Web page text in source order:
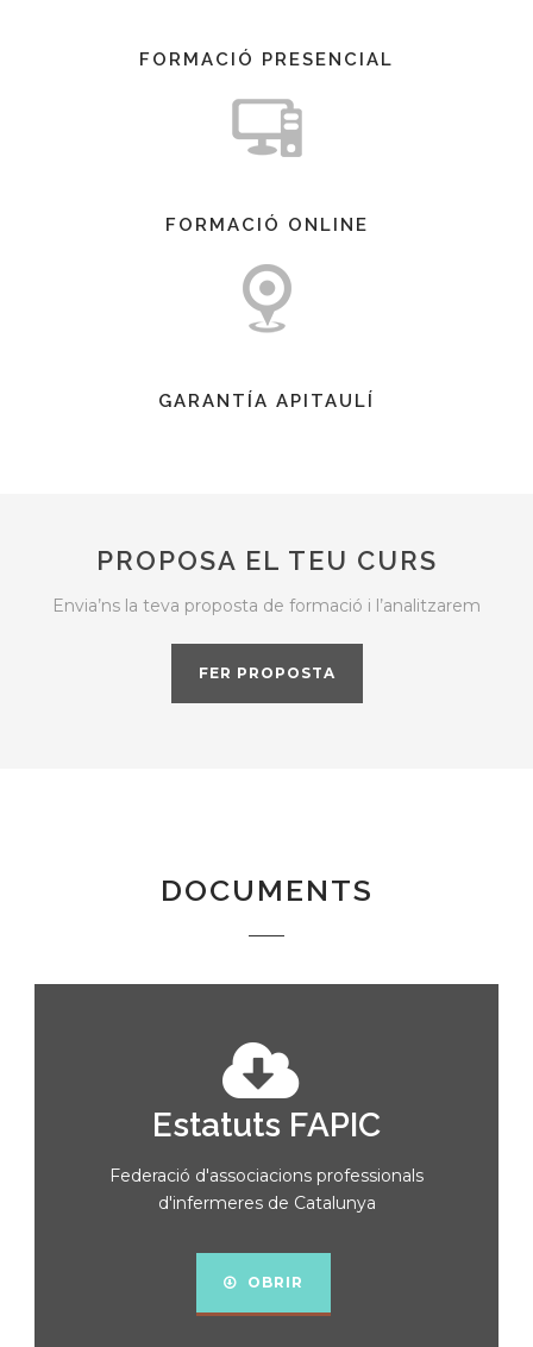
FORMACIÓ PRESENCIAL
FORMACIÓ ONLINE
GARANTÍA APITAULÍ
PROPOSA EL TEU CURS
Envia’ns la teva proposta de formació i l’analitzarem
FER PROPOSTA
DOCUMENTS
Estatuts FAPIC
Federació d'associacions professionals
d'infermeres de Catalunya
OBRIR